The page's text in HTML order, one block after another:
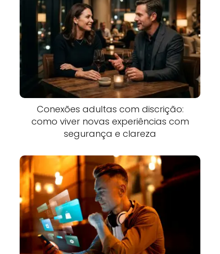
Conexões adultas com discrição:
como viver novas experiências com
segurança e clareza